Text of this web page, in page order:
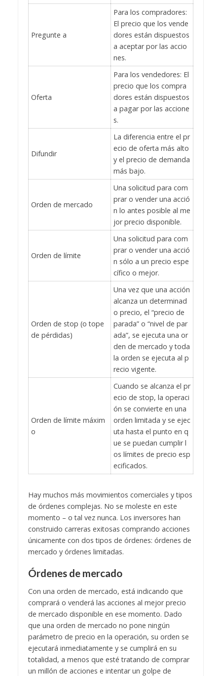
Pregunte a
Para los compradores:
El precio que los vende
dores están dispuestos
a aceptar por las accio
nes.
Oferta
Para los vendedores: El
precio que los compra
dores están dispuestos
a pagar por las accione
s.
Difundir
La diferencia entre el pr
ecio de oferta más alto
y el precio de demanda
más bajo.
Orden de mercado
Una solicitud para com
prar o vender una acció
n lo antes posible al me
jor precio disponible.
Orden de límite
Una solicitud para com
prar o vender una acció
n sólo a un precio espe
cífico o mejor.
Orden de stop (o tope
de pérdidas)
Una vez que una acción
alcanza un determinad
o precio, el “precio de
parada” o “nivel de par
ada”, se ejecuta una or
den de mercado y toda
la orden se ejecuta al p
recio vigente.
Orden de límite máxim
o
Cuando se alcanza el pr
ecio de stop, la operaci
ón se convierte en una
orden limitada y se ejec
uta hasta el punto en q
ue se puedan cumplir l
os límites de precio esp
ecificados.
Hay muchos más movimientos comerciales y tipos
de órdenes complejas. No se moleste en este
momento – o tal vez nunca. Los inversores han
construido carreras exitosas comprando acciones
únicamente con dos tipos de órdenes: órdenes de
mercado y órdenes limitadas.
Órdenes de mercado
Con una orden de mercado, está indicando que
comprará o venderá las acciones al mejor precio
de mercado disponible en ese momento. Dado
que una orden de mercado no pone ningún
parámetro de precio en la operación, su orden se
ejecutará inmediatamente y se cumplirá en su
totalidad, a menos que esté tratando de comprar
un millón de acciones e intentar un golpe de